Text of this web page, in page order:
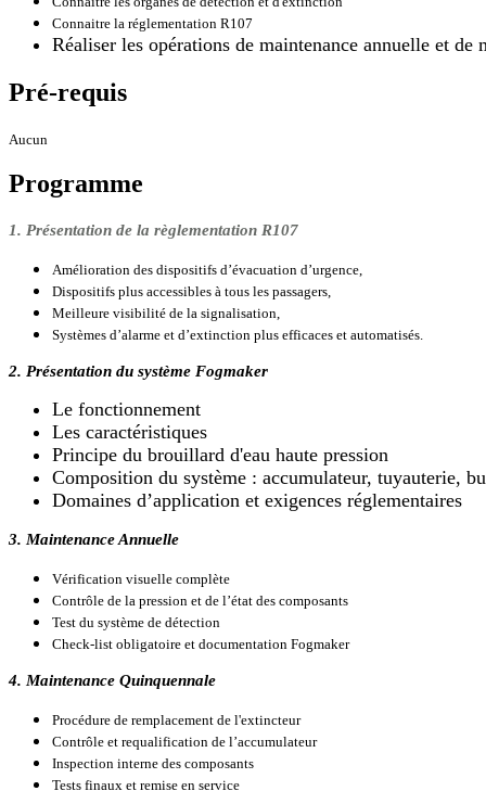
Connaitre la réglementation R107
Réaliser les opérations de maintenance annuelle et
Pré-requis
Aucun
Programme
1. Présentation de la règlementation R107
Amélioration des dispositifs d’évacuation d’urgence,
Dispositifs plus accessibles à tous les passagers,
Meilleure visibilité de la signalisation,
Systèmes d’alarme et d’extinction plus efficaces et automatisés.
2. Présentation du système Fogmaker
Le fonctionnement
Les caractéristiques
Principe du brouillard d'eau haute pression
Composition du système : accumulateur, tuyauterie,
Domaines d’application et exigences réglementaires
3. Maintenance Annuelle
Vérification visuelle complète
Contrôle de la pression et de l’état des composants
Test du système de détection
Check-list obligatoire et documentation Fogmaker
4. Maintenance Quinquennale
Procédure de remplacement de l'extincteur
Contrôle et requalification de l’accumulateur
Inspection interne des composants
Tests finaux et remise en service